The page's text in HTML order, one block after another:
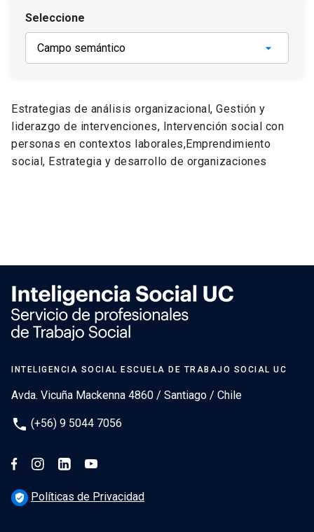
Seleccione
Estrategias de análisis organizacional, Gestión y
liderazgo de intervenciones, Intervención social con
personas en contextos laborales,Emprendimiento
social, Estrategia y desarrollo de organizaciones
INTELIGENCIA SOCIAL ESCUELA DE TRABAJO SOCIAL UC
Avda. Vicuña Mackenna 4860 / Santiago / Chile
phone (+56) 9 5044 7056
verified_user Políticas de Privacidad